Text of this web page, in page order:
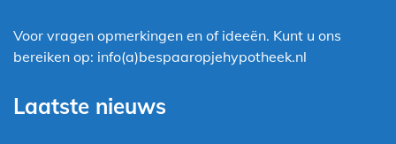
Voor vragen opmerkingen en of ideeën. Kunt u ons
bereiken op: info(a)bespaaropjehypotheek.nl
Laatste nieuws